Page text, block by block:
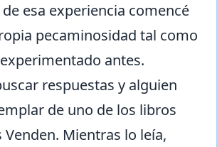
esa experiencia comencé
pecaminosidad tal como
antes.
respuestas y alguien
de uno de los libros
Venden. Mientras lo leía,